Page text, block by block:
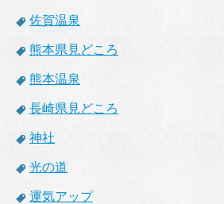
佐賀温泉
熊本県見どころ
熊本温泉
長崎県見どころ
神社
光の道
運気アップ